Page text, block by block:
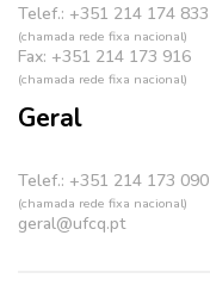
Telef.: +351 214 174 833
(chamada rede fixa nacional)
Fax: +351 214 173 916
(chamada rede fixa nacional)
Geral
Telef.: +351 214 173 090
(chamada rede fixa nacional)
geral@ufcq.pt